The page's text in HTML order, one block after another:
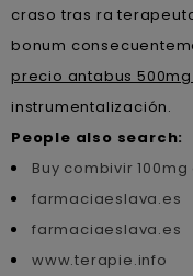
craso tras ra
bonum
precio antabus
instrumentalización.
People also search:
Buy combivir 100mg
farmaciaeslava.es
farmaciaeslava.es
www.terapie.info